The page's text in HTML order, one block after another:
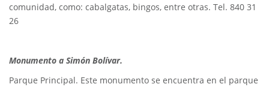
comunidad, como: cabalgatas, bingos, entre otras. Tel. 840 31
26
Monumento a Simón Bolívar.
Parque Principal. Este monumento se encuentra en el parque